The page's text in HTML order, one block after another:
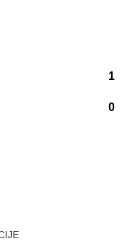
1
0